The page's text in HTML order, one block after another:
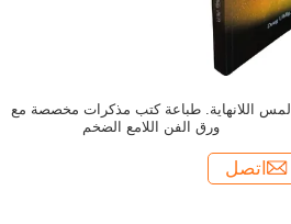
لمس اللانهاية. طباعة كتب مذكرات مخصصة مع
ورق الفن اللامع الضخم
اتصل